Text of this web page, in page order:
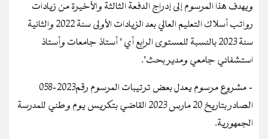
ويهدف هذا المرسوم إلى إدراج الدفعة الثالثة والأخيرة من زيادات
رواتب أسلاك التعليم العالي بعد الزيادات الأولى سنة 2022 والثانية
سنة 2023 بالنسبة للمستوى الرابع أي " أستاذ جامعات وأستاذ
استشفائي جامعي ومدير بحث".
- مشروع مرسوم يعدل بعض ترتيبات المرسوم رقم2023-058
الصادر بتاريخ 20 مارس 2023 القاضي بتكريس يوم وطني للمدرسة
الجمهورية.